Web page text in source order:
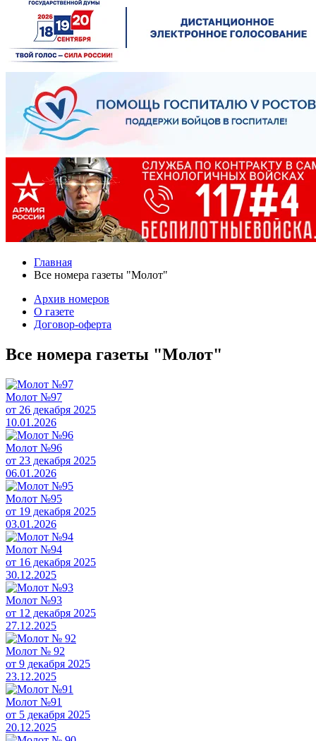
Главная
Все номера газеты "Молот"
Архив номеров
О газете
Договор-оферта
Все номера газеты "Молот"
Молот №97
от 26 декабря 2025
10.01.2026
Молот №96
от 23 декабря 2025
06.01.2026
Молот №95
от 19 декабря 2025
03.01.2026
Молот №94
от 16 декабря 2025
30.12.2025
Молот №93
от 12 декабря 2025
27.12.2025
Молот № 92
от 9 декабря 2025
23.12.2025
Молот №91
от 5 декабря 2025
20.12.2025